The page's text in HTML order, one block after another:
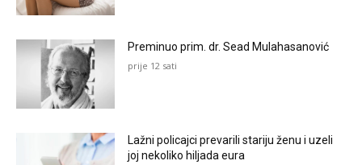
Preminuo prim. dr. Sead Mulahasanović
prije 12 sati
Lažni policajci prevarili stariju ženu i uzeli
joj nekoliko hiljada eura